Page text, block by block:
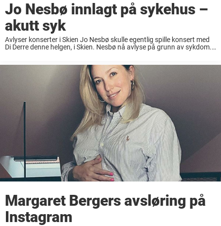
Jo Nesbø innlagt på sykehus –
akutt syk
Avlyser konserter i Skien Jo Nesbø skulle egentlig spille konsert med
Di Derre denne helgen, i Skien. Nesbø nå avlyse på grunn av sykdom.
Margaret Bergers avsløring på
Instagram